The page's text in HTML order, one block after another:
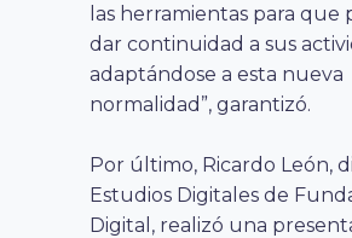
las herramientas para que
dar continuidad a sus
adaptándose a esta nueva
normalidad”, garantizó.
Por último, Ricardo León,
Estudios Digitales de
Digital, realizó una